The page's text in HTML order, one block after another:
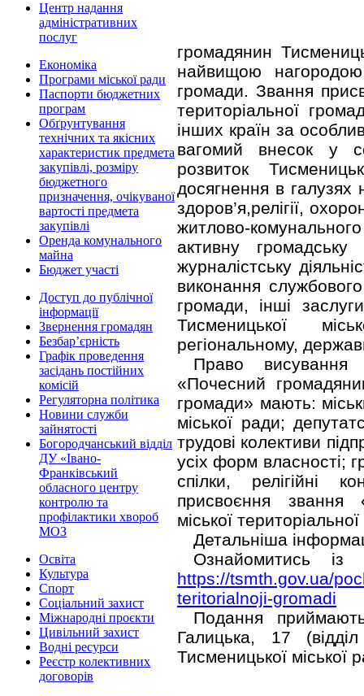
Центр надання
адміністративних
послуг
Економіка
Програми міської ради
Паспорти бюджетних
програм
Обґрунтування
технічних та якісних
характеристик предмета
закупівлі, розміру
бюджетного
призначення, очікуваної
вартості предмета
закупівлі
Оренда комунального
майна
Бюджет участі
Доступ до публічної
інформації
Звернення громадян
Безбар’єрність
Графік проведення
засідань постійних
комісій
Регуляторна політика
Новини служби
зайнятості
Богородчанський відділ
ДУ «Івано-
Франківський
обласного центру
контролю та
профілактики хвороб
МОЗ
Освіта
Культура
Спорт
Соціальний захист
Міжнародні проєкти
Цивільний захист
Водні ресурси
Реєстр колективних
договорів
громадянин
найвищою нагородою
громади. Звання
територіальної
інших країн за
вагомий внесок у
розвиток
досягнення в галузях
здоров’я,релігії,
житлово-
активну
журналістську
виконання
громади, інші
Тисменицької
регіональному,
Право висування
«Почесний
громади» мають:
міської ради;
трудові колективи
усіх форм власності;
спілки, релігійні
присвоєння звання
міської
Детальніша
Ознайомитись
https://tsmth.gov.ua/
teritorialnoji-gromadi
Подання
Галицька, 17
Тисменицької міської